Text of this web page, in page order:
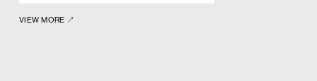
VIEW MORE ↗︎